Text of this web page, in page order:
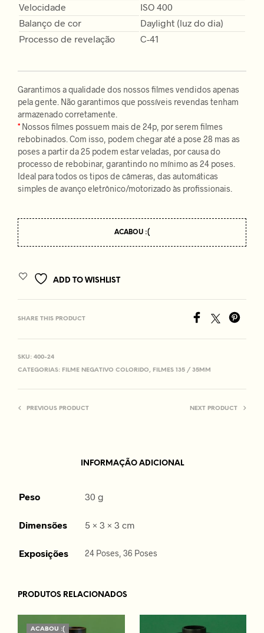
Velocidade
ISO 400
Balanço de cor
Daylight (luz do dia)
Processo de revelação
C-41
Garantimos a qualidade dos nossos filmes vendidos apenas
pela gente. Não garantimos que possíveis revendas tenham
armazenado corretamente.
* Nossos filmes possuem mais de 24p, por serem filmes
rebobinados. Com isso, podem chegar até a pose 28 mas as
poses a partir da 25 podem estar veladas, por causa do
processo de rebobinar, garantindo no mínimo as 24 poses.
Ideal para todos os tipos de câmeras, das automáticas
simples de avanço eletrônico/motorizado às profissionais.
ACABOU :(
ADD TO WISHLIST
SHARE THIS PRODUCT
SKU: 400-24
CATEGORIAS: FILME NEGATIVO COLORIDO, FILMES 135 / 35MM
PREVIOUS PRODUCT NEXT PRODUCT
INFORMAÇÃO ADICIONAL
Peso 30 g
Dimensões 5 × 3 × 3 cm
Exposições 24 Poses, 36 Poses
PRODUTOS RELACIONADOS
ACABOU :(